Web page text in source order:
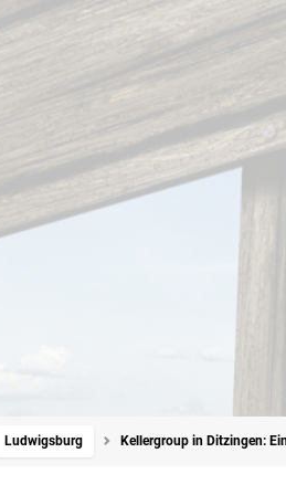
Ludwigsburg Kellergroup in Ditzingen: